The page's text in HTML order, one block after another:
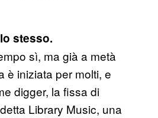
stesso.
sì, ma già a metà
è iniziata per molti, e
digger, la fissa di
Library Music, una